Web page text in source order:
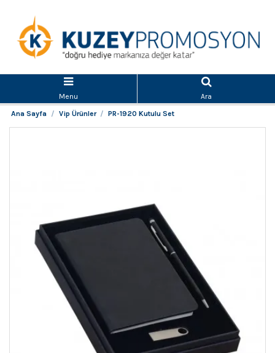
Menu
Ara
Ana Sayfa
Vip Ürünler PR-1920 Kutulu Set